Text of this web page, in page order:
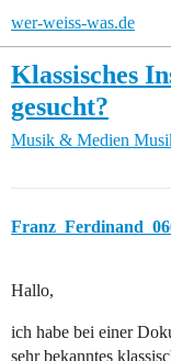
wer-weiss-was.de
Klassisches
gesucht?
Musik & Medien
Hallo,
ich habe bei einer
sehr bekanntes